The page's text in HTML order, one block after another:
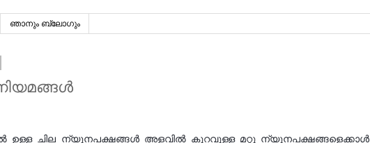
ഞാനും ബ്ലോഗും
ചില ന്യൂനപക്ഷങ്ങള്‍ അളവില്‍ കുറവുള്ള മറ്റു ന്യൂനപക്ഷങ്ങളെക്കാള്‍